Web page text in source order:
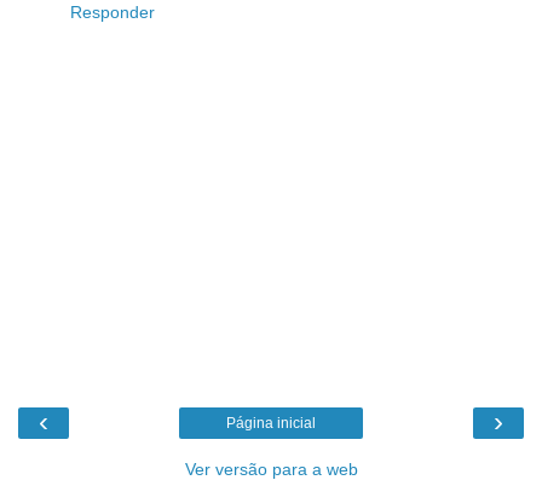
Responder
‹ ›
Página inicial
Ver versão para a web